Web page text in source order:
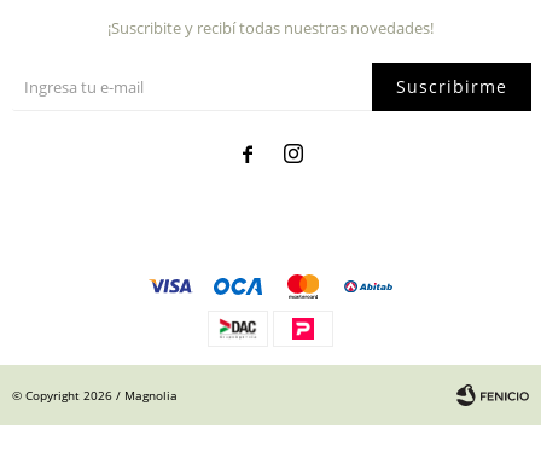
¡Suscribite y recibí todas nuestras novedades!
Suscribirme
 
© Copyright 2026 / Magnolia